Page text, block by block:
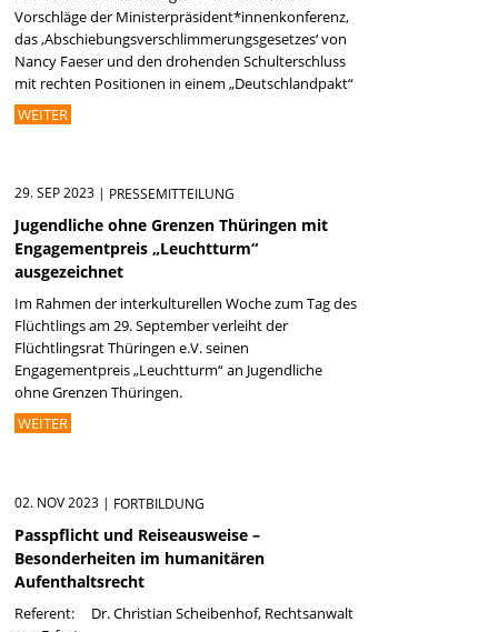
Vorschläge der Ministerpräsident*innenkonferenz,
das ‚Abschiebungsverschlimmerungsgesetzes‘ von
Nancy Faeser und den drohenden Schulterschluss
mit rechten Positionen in einem „Deutschlandpakt“
WEITER
29. SEP 2023 | PRESSEMITTEILUNG
Jugendliche ohne Grenzen Thüringen mit
Engagementpreis „Leuchtturm“
ausgezeichnet
Im Rahmen der interkulturellen Woche zum Tag des
Flüchtlings am 29. September verleiht der
Flüchtlingsrat Thüringen e.V. seinen
Engagementpreis „Leuchtturm“ an Jugendliche
ohne Grenzen Thüringen.
WEITER
02. NOV 2023 | FORTBILDUNG
Passpflicht und Reiseausweise –
Besonderheiten im humanitären
Aufenthaltsrecht
Referent: Dr. Christian Scheibenhof, Rechtsanwalt